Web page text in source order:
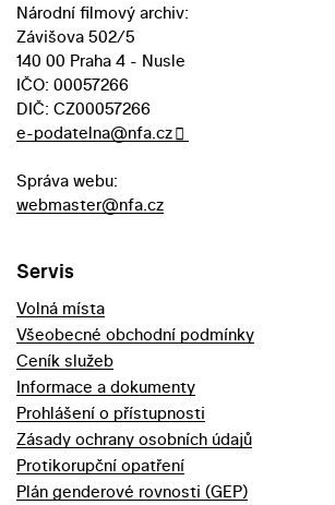
Národní filmový archiv:
Závišova 502/5
140 00 Praha 4 - Nusle
IČO: 00057266
DIČ: CZ00057266
e-podatelna@nfa.cz
Správa webu:
webmaster@nfa.cz
Servis
Volná místa
Všeobecné obchodní podmínky
Ceník služeb
Informace a dokumenty
Prohlášení o přístupnosti
Zásady ochrany osobních údajů
Protikorupční opatření
Plán genderové rovnosti (GEP)